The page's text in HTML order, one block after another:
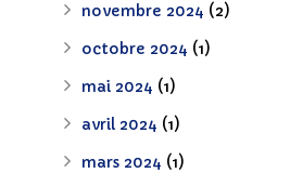
novembre 2024 (2)
octobre 2024 (1)
mai 2024 (1)
avril 2024 (1)
mars 2024 (1)